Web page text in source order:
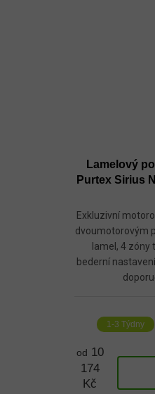
Lamelový
Purtex Sirius
Exkluzivní
dvoumotorovým
lamel, 4 zóny
bederní
1-3 Týdny
od 10
174
Kč